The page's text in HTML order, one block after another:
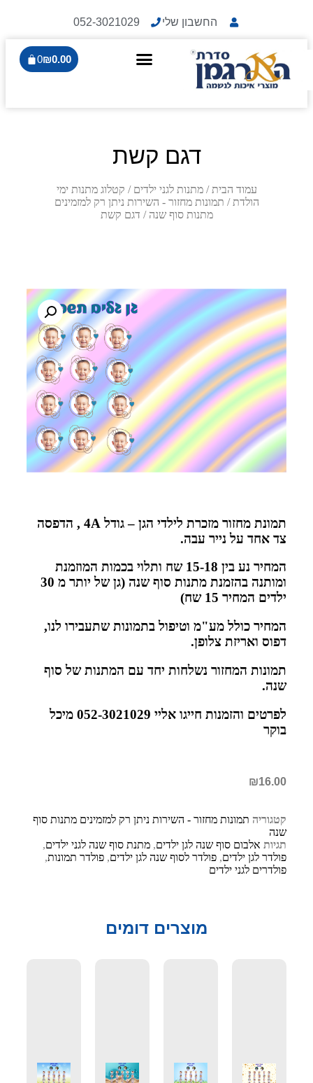
החשבון שלי 052-3021029
₪0.00
0
דגם קשת
עמוד הבית /מתנות לגני ילדים / קטלוג מתנות ימי
הולדת / תמונות מחזור - השירות ניתן רק למזמינים
מתנות סוף שנה / דגם קשת
תמונת מחזור מזכרת לילדי הגן – גודל 4A , הדפסה
צד אחד על נייר עבה.
המחיר נע בין 15-18 שח ותלוי בכמות המוזמנת
ומותנה בהזמנת מתנות סוף שנה (גן של יותר מ 30
ילדים המחיר 15 שח)
המחיר כולל מע"מ וטיפול בתמונות שתעבירו לנו,
דפוס ואריזת צלופן.
תמונות המחזור נשלחות יחד עם המתנות של סוף
שנה.
לפרטים והזמנות חייגו אליי 052-3021029 מיכל
בוקר
₪16.00
קטגוריה תמונות מחזור - השירות ניתן רק למזמינים מתנות סוף
שנה
תגיות אלבום סוף שנה לגן ילדים, מתנת סוף שנה לגני ילדים,
פולדר לגן ילדים, פולדר לסוף שנה לגן ילדים, פולדר תמונות,
פולדרים לגני ילדים
מוצרים דומים